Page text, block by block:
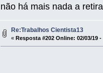
não há mais nada a
Re:Trabalhos Cientista13
« Resposta #202 Online: 02/03/19